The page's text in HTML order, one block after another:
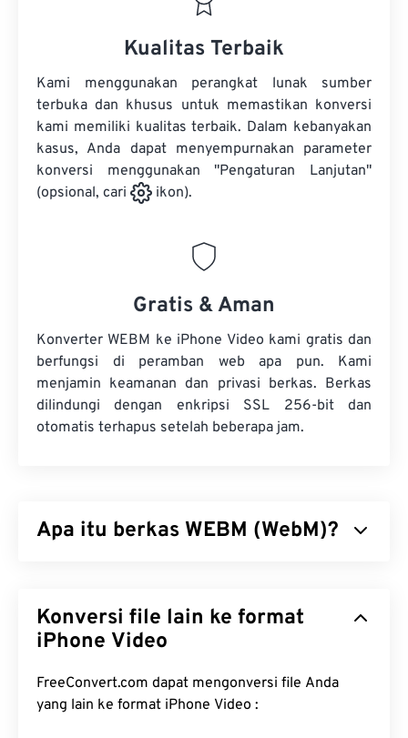
Kualitas Terbaik
Kami menggunakan perangkat lunak sumber
terbuka dan khusus untuk memastikan konversi
kami memiliki kualitas terbaik. Dalam kebanyakan
kasus, Anda dapat menyempurnakan parameter
konversi menggunakan "Pengaturan Lanjutan"
(opsional, cari
ikon).
Gratis & Aman
Konverter WEBM ke iPhone Video kami gratis dan
berfungsi di peramban web apa pun. Kami
menjamin keamanan dan privasi berkas. Berkas
dilindungi dengan enkripsi SSL 256-bit dan
otomatis terhapus setelah beberapa jam.
Apa itu berkas WEBM (WebM)?
ini dirancang agar kompatibel dengan HTML5.
WebM mendukung bab, teks, subtitel, tag
3D, dan pemutar perangkat keras. WEBM
mengompresi aliran video dengan codec
Konversi file lain ke format
iPhone Video
FreeConvert.com dapat mengonversi file Anda
yang lain ke format iPhone Video :